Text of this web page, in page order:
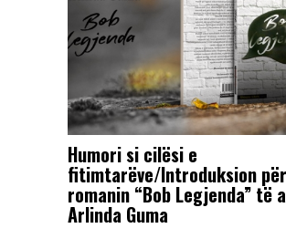
Humori si cilësi e
fitimtarëve/Introduksion për
romanin “Bob Legjenda” të
Arlinda Guma